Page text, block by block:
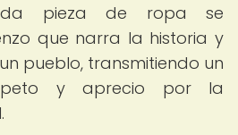
pieza de ropa se
que narra la historia y
pueblo, transmitiendo un
y aprecio por la